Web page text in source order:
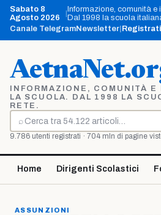
Vai
contenuto
Sabato 8
Agosto 2026
Informazione, comunità
Dal 1998 la scuola
Canale TelegramNewsletter Registrati
INFORMAZIONE, COMUNITÀ
LA SCUOLA. DAL 1998 LA
RETE.
⌕
Cerca
9.786 utenti registrati · 704 mln di pagine
Home Dirigenti Scolastici
ASSUNZIONI